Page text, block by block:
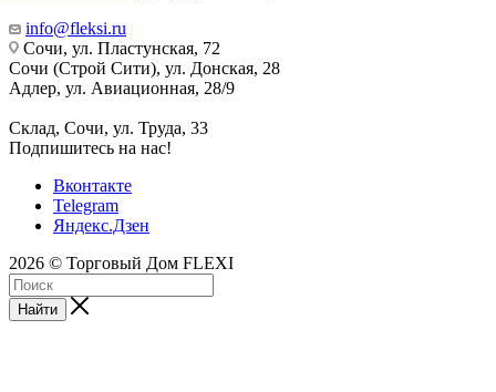
info@fleksi.ru
Сочи, ул. Пластунская, 72
Сочи (Строй Сити), ул. Донская, 28
Адлер, ул. Авиационная, 28/9
Склад, Сочи, ул. Труда, 33
Подпишитесь на нас!
Вконтакте
Telegram
Яндекс.Дзен
2026 © Торговый Дом FLEXI
Найти